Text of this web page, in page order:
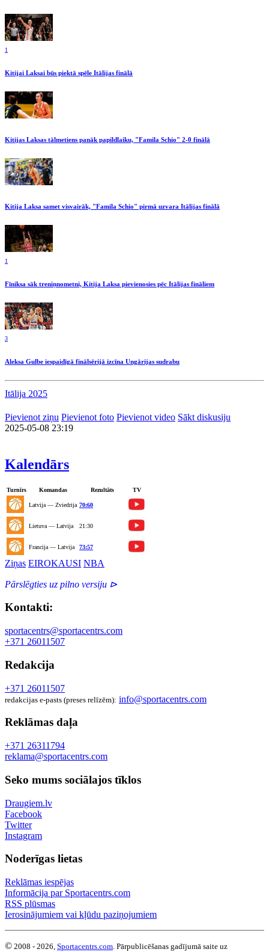
1
Kitijai Laksai būs piektā spēle Itālijas finālā
Kitijas Laksas tālmetiens panāk papildlaiku, "Famila Schio" 2-0 finālā
Kitija Laksa samet visvairāk, "Famila Schio" pirmā uzvara Itālijas finālā
1
Fīniksa sāk treniņnometni, Kitija Laksa pievienosies pēc Itālijas fināliem
3
Aleksa Gulbe iespaidīgā finālsērijā izcīna Ungārijas sudrabu
Itālija 2025
Pievienot ziņu Pievienot foto Pievienot video Sākt diskusiju
2025-05-08 23:19
Kalendārs
Turnīrs Komandas Rezultāts TV
Latvija — Zviedrija 70:60
Lietuva — Latvija 21:30
Francija — Latvija 73:57
Ziņas EIROKAUSI NBA
Pārslēgties uz pilno versiju ⊳
Kontakti:
sportacentrs@sportacentrs.com
+371 26011507
Redakcija
+371 26011507
redakcijas e-pasts (preses relīzēm): info@sportacentrs.com
Reklāmas daļa
+371 26311794
reklama@sportacentrs.com
Seko mums sociālajos tīklos
Draugiem.lv
Facebook
Twitter
Instagram
Noderīgas lietas
Reklāmas iespējas
Informācija par Sportacentrs.com
RSS plūsmas
Ierosinājumiem vai kļūdu paziņojumiem
© 2008 - 2026, Sportacentrs.com . Pārpublicēšanas gadījumā saite uz